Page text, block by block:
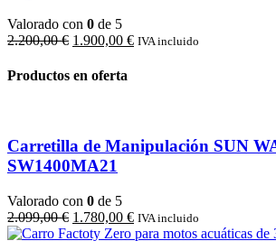
Valorado con 0 de 5
2.200,00€ El
original
1.900,00 €ElIVA incluido
Productos en oferta
Carretilla de Manipulación SUN
SW1400MA21
Valorado con 0 de 5
2.099,00€ El
precio
1.780,00 €El
precio
IVA incluido